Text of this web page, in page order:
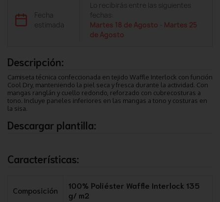
Fecha
estimada
Lo recibirás entre las siguientes
fechas:
Martes 18 de Agosto - Martes 25
de Agosto
Descripción:
Camiseta técnica confeccionada en tejido Waffle Interlock con función
Cool Dry, manteniendo la piel seca y fresca durante la actividad. Con
mangas ranglán y cuello redondo, reforzado con cubrecosturas a
tono. Incluye paneles inferiores en las mangas a tono y costuras en
la sisa.
Descargar plantilla:
Características:
Composición
100% Poliéster Waffle Interlock 135
g/ m2